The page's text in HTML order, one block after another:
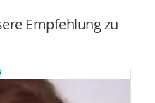
Empfehlung zu